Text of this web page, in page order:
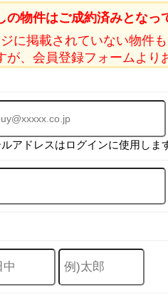
の物件はご成約済みとなっ
に掲載されていない物件も
が、会員登録フォームより
アドレスはログインに使用しま